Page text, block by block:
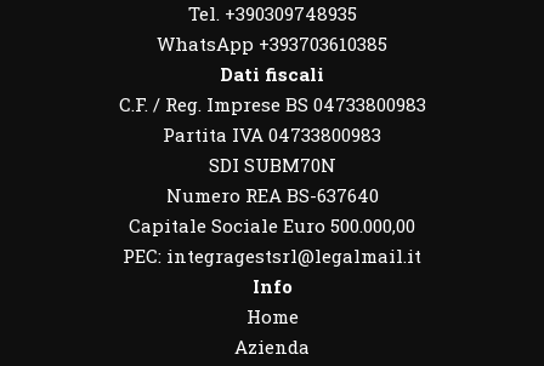
Tel. +390309748935
WhatsApp +393703610385
Dati fiscali
C.F. / Reg. Imprese BS 04733800983
Partita IVA 04733800983
SDI SUBM70N
Numero REA BS-637640
Capitale Sociale Euro 500.000,00
PEC: integragestsrl@legalmail.it
Info
Home
Azienda